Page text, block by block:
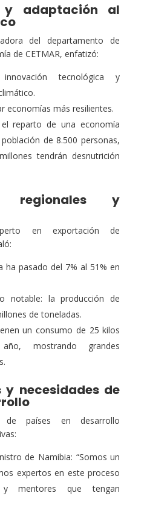
y adaptación al
del departamento de
de CETMAR, enfatizó:
tecnológica y
economías más resilientes.
reparto de una economía
de 8.500 personas,
tendrán desnutrición
regionales y
en exportación de
ha pasado del 7% al 51% en
notable: la producción de
de toneladas.
un consumo de 25 kilos
mostrando grandes
y necesidades de
de países en desarrollo
de Namibia: “Somos un
expertos en este proceso
y mentores que tengan